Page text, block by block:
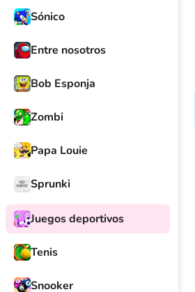
Sónico
Entre nosotros
Bob Esponja
Zombi
Papa Louie
Sprunki
Juegos deportivos
Tenis
Snooker